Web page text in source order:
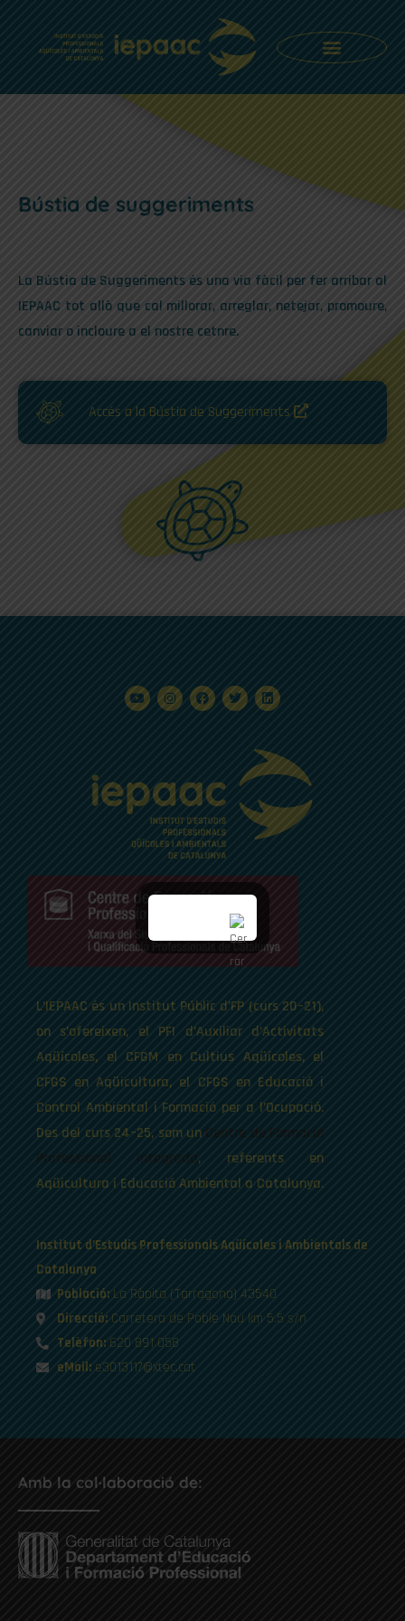
Bústia de suggeriments
La Bústia de Suggeriments és una via fàcil per fer arribar al
IEPAAC tot allò que cal millorar, arreglar, netejar, promoure,
canviar o incloure a el nostre cetnre.
Accés a la Bústia de Suggeriments
L’IEPAAC és un Institut Públic d’FP (curs 20–21),
on s’ofereixen, el PFI d’Auxiliar d’Activitats
Aqüícoles, el CFGM en Cultius Aqüícoles, el
CFGS en Aqüicultura, el CFGS en Educació i
Control Ambiental i Formació per a l’Ocupació.
Des del curs 24–25, som un Centre de Formació
Professional Integrada, referents en
Aqüicultura i Educació Ambiental a Catalunya.
Institut d’Estudis Professionals Aqüícoles i Ambientals de
Catalunya
Població:La Ràpita (Tarragona) 43540
Direcció:Carretera de Poble Nou km 5.5 s/n
Telèfon:620 891 058
eMail:e3013117@xtec.cat
Amb la col·laboració de: